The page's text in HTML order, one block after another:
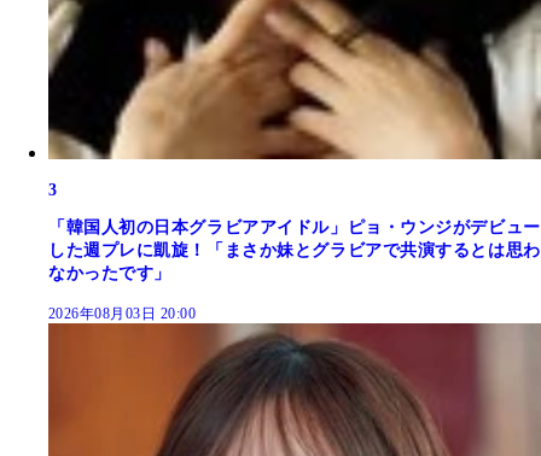
3
「韓国人初の日本グラビアアイドル」ピョ・ウンジがデビュー
した週プレに凱旋！「まさか妹とグラビアで共演するとは思わ
なかったです」
2026年08月03日 20:00